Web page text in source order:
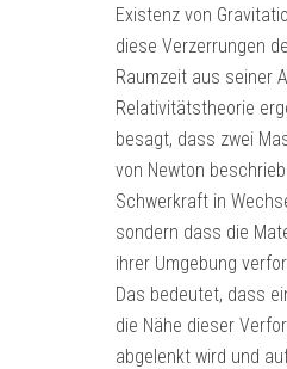
Existenz von
diese Verzerrungen
Raumzeit aus seiner
Relativitätstheorie
besagt, dass zwei
von Newton
Schwerkraft in
sondern dass die
ihrer Umgebung
Das bedeutet, dass
die Nähe dieser
abgelenkt wird und